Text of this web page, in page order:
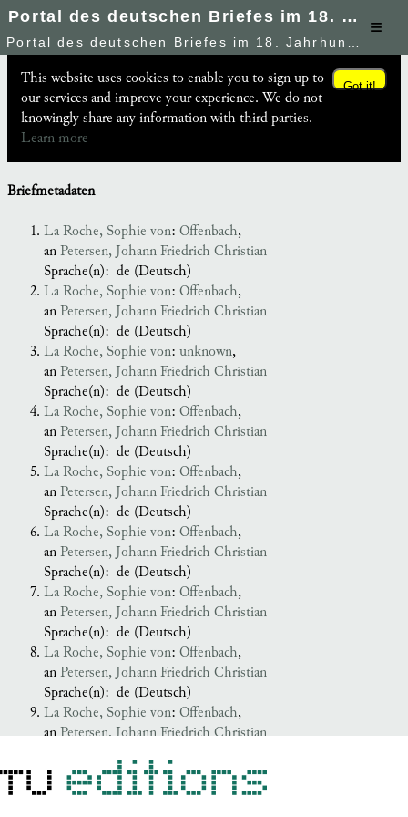
Portal des deutschen Briefes im 18. Jahrhundert ≡
This website uses cookies to enable you to sign up to
our services and improve your experience. We do not
knowingly share any information with third parties.
Learn more
Got it!
Briefmetadaten
La Roche, Sophie von: Offenbach,
anPetersen, Johann Friedrich Christian
Sprache(n): de (Deutsch)
La Roche, Sophie von: Offenbach,
anPetersen, Johann Friedrich Christian
Sprache(n): de (Deutsch)
La Roche, Sophie von: unknown,
anPetersen, Johann Friedrich Christian
Sprache(n): de (Deutsch)
La Roche, Sophie von: Offenbach,
anPetersen, Johann Friedrich Christian
Sprache(n): de (Deutsch)
La Roche, Sophie von: Offenbach,
anPetersen, Johann Friedrich Christian
Sprache(n): de (Deutsch)
La Roche, Sophie von: Offenbach,
anPetersen, Johann Friedrich Christian
Sprache(n): de (Deutsch)
La Roche, Sophie von: Offenbach,
anPetersen, Johann Friedrich Christian
Sprache(n): de (Deutsch)
La Roche, Sophie von: Offenbach,
anPetersen, Johann Friedrich Christian
Sprache(n): de (Deutsch)
La Roche, Sophie von: Offenbach,
an Petersen, Johann Friedrich Christian
La Roche, Sophie von: Offenbach
an
Petersen, Johann Friedrich Christian